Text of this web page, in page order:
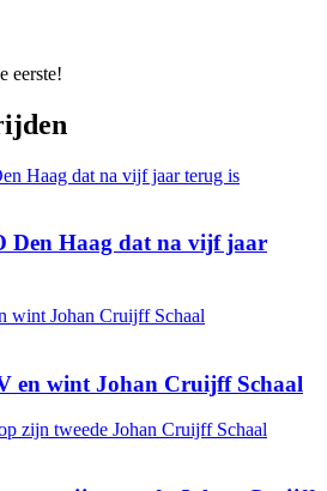
eerste!
Den Haag dat na vijf jaar
en wint Johan Cruijff Schaal